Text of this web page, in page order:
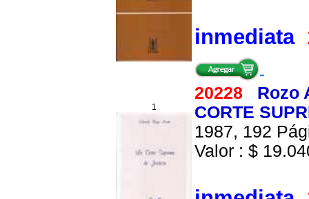
inmediata
1
20228 Rozo
CORTE
1987, 192
Valor : $